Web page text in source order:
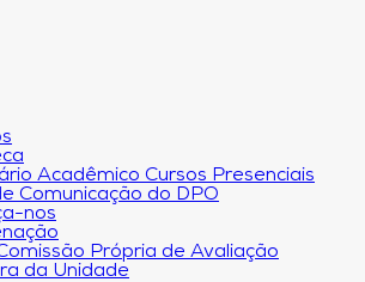
Acadêmico Cursos Presenciais
Comunicação do DPO
nos
Própria de Avaliação
da Unidade